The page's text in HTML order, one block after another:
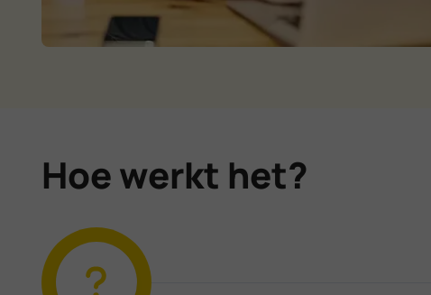
Hoe werkt het?